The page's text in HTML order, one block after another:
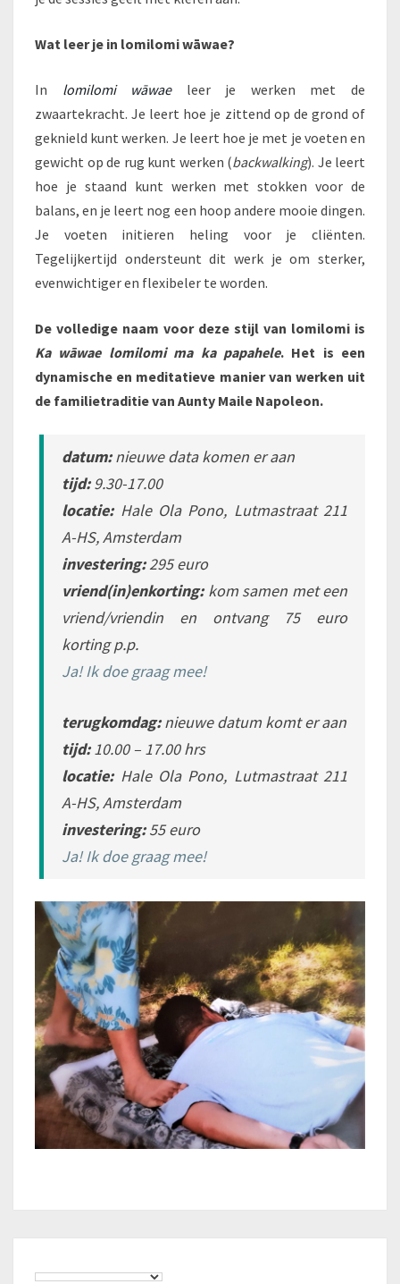
Wat leer je in lomilomi wāwae?
In lomilomi wāwaeleer je werken met de
zwaartekracht. Je leert hoe je zittend op de grond of
geknield kunt werken. Je leert hoe je met je voeten en
gewicht op de rug kunt werken (backwalking). Je leert
hoe je staand kunt werken met stokken voor de
balans, en je leert nog een hoop andere mooie dingen.
Je voeten initieren heling voor je cliënten.
Tegelijkertijd ondersteunt dit werk je om sterker,
evenwichtiger en flexibeler te worden.
De volledige naam voor deze stijl van lomilomi is
Ka wāwae lomilomi ma ka papahele. Het is een
dynamische en meditatieve manier van werken uit
de familietraditie van Aunty Maile Napoleon.
datum:nieuwe data komen er aan
tijd:9.30-17.00
locatie:Hale Ola Pono, Lutmastraat 211
A-HS, Amsterdam
investering:295 euro
vriend(in)enkorting:kom samen met een
vriend/vriendin en ontvang 75 euro
korting p.p.
Ja! Ik doe graag mee!
terugkomdag:nieuwe datum komt er aan
tijd:10.00 – 17.00 hrs
locatie:Hale Ola Pono, Lutmastraat 211
A-HS, Amsterdam
investering:55 euro
Ja! Ik doe graag mee!